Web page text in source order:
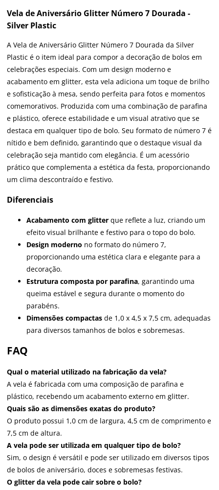
Vela de Aniversário Glitter Número 7 Dourada -
Silver Plastic
A Vela de Aniversário Glitter Número 7 Dourada da Silver
Plastic é o item ideal para compor a decoração de bolos em
celebrações especiais. Com um design moderno e
acabamento em glitter, esta vela adiciona um toque de brilho
e sofisticação à mesa, sendo perfeita para fotos e momentos
comemorativos. Produzida com uma combinação de parafina
e plástico, oferece estabilidade e um visual atrativo que se
destaca em qualquer tipo de bolo. Seu formato de número 7 é
nítido e bem definido, garantindo que o destaque visual da
celebração seja mantido com elegância. É um acessório
prático que complementa a estética da festa, proporcionando
um clima descontraído e festivo.
Diferenciais
Acabamento com glitter que reflete a luz, criando um
efeito visual brilhante e festivo para o topo do bolo.
Design moderno no formato do número 7,
proporcionando uma estética clara e elegante para a
decoração.
Estrutura composta por parafina, garantindo uma
queima estável e segura durante o momento do
parabéns.
Dimensões compactas de 1,0 x 4,5 x 7,5 cm, adequadas
para diversos tamanhos de bolos e sobremesas.
FAQ
Qual o material utilizado na fabricação da vela?
A vela é fabricada com uma composição de parafina e
plástico, recebendo um acabamento externo em glitter.
Quais são as dimensões exatas do produto?
O produto possui 1,0 cm de largura, 4,5 cm de comprimento e
7,5 cm de altura.
A vela pode ser utilizada em qualquer tipo de bolo?
Sim, o design é versátil e pode ser utilizado em diversos tipos
de bolos de aniversário, doces e sobremesas festivas.
O glitter da vela pode cair sobre o bolo?